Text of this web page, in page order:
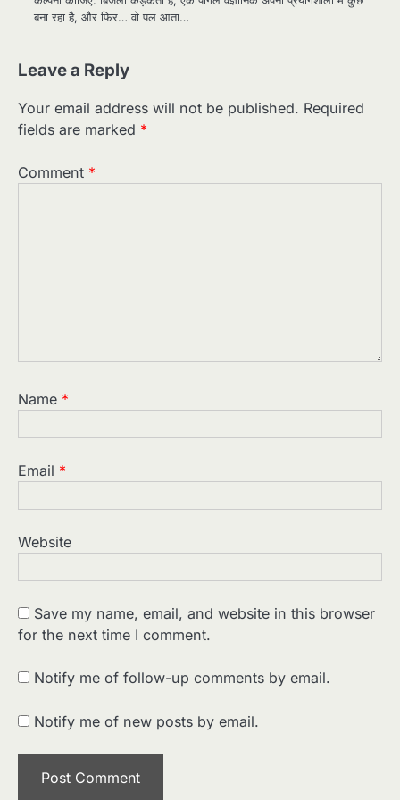
बना रहा है, और फिर… वो पल आता…
Leave a Reply
Your email address will not be published. Required
fields are marked *
Comment *
Name *
Email *
Website
Save my name, email, and website in this browser
for the next time I comment.
Notify me of follow-up comments by email.
Notify me of new posts by email.
2
शुरुआती दौर की खतरनाक हकीकत
Sonaley Jain